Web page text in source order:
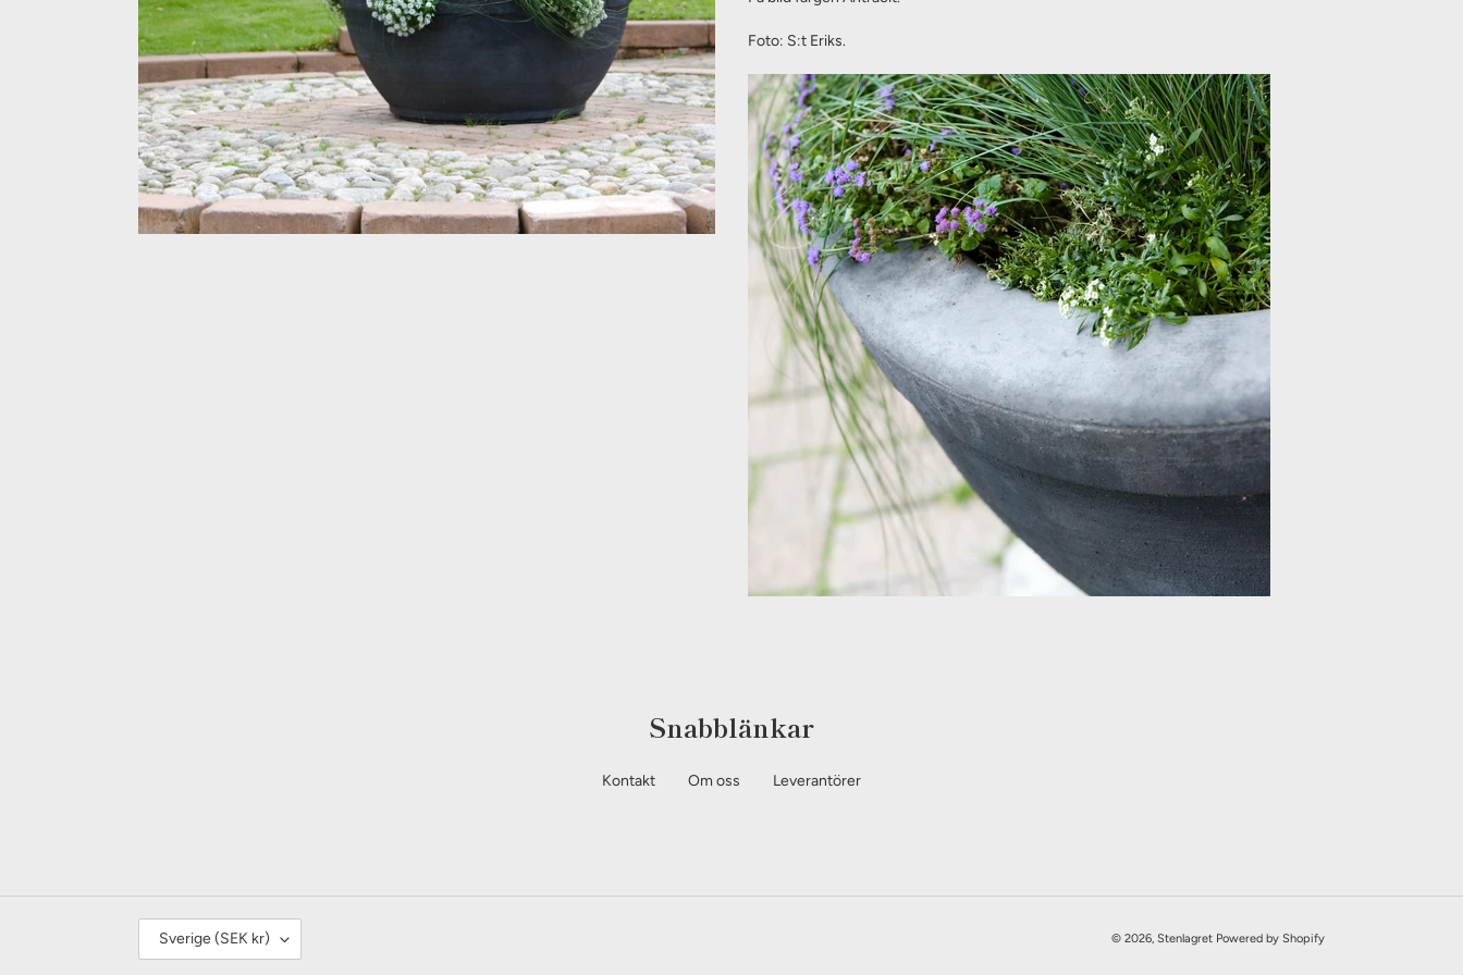
Foto: S:t Eriks.
Snabblänkar
Kontakt Om oss Leverantörer
LSverige (SEK kr) © 2026, Stenlagret Powered by Shopify